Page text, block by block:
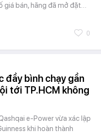
giá bán, hãng đã mở đặt…
0
đầy bình chạy gần
tới TP.HCM không
e-Power vừa xác lập
khi hoàn thành